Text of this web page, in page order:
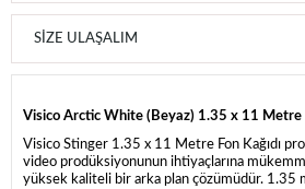
SIZE ULAŞALIM
Visico Arctic White (Beyaz) 1.35 x 11 Metre
Visico Stinger 1.35 x 11 Metre Fon Kağıdı
video prodüksiyonunun ihtiyaçlarına
yüksek kaliteli bir arka plan çözümüdür. 1.35